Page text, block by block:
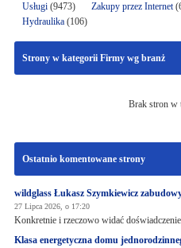
Usługi(9473) Zakupy przez Internet
Hydraulika(106)
Strony w kategorii Firmy wg branż
Brak stron w
Ostatnio komentowane strony
wildglass Łukasz Szymkiewicz
27 Lipca 2026, o 17:20
Konkretnie i rzeczowo widać
Klasa energetyczna domu